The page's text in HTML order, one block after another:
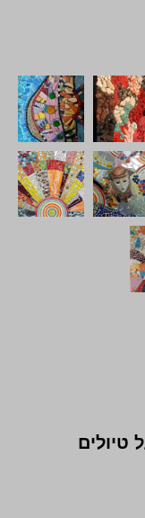
טיולים